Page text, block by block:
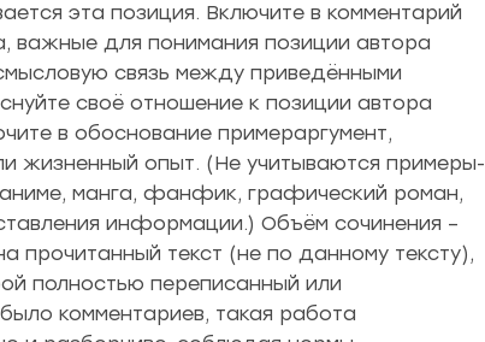
эта позиция. Включите в комментарий
важные для понимания позиции автора
связь между приведёнными
своё отношение к позиции автора
в обоснование примераргумент,
жизненный опыт. (Не учитываются примеры-
аниме, манга, фанфик, графический роман,
информации.) Объём сочинения –
прочитанный текст (не по данному тексту),
полностью переписанный или
комментариев, такая работа